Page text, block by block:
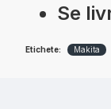
Se
Etichete: Makita